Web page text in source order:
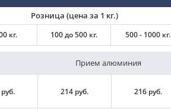
Розница (цена за 1 кг.)
кг. 100 до 500 кг. 500 - 1000 кг.
Прием алюминия
214 руб. 216 руб.